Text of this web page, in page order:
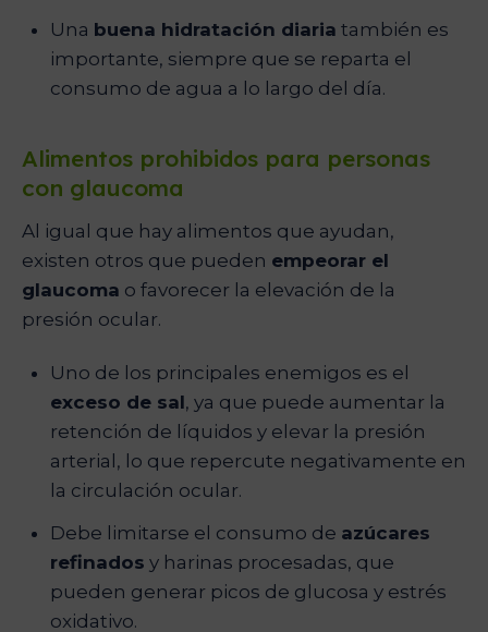
Una buena hidratación diaria también es
importante, siempre que se reparta el
consumo de agua a lo largo del día.
Alimentos prohibidos para personas
con glaucoma
Al igual que hay alimentos que ayudan,
existen otros que pueden empeorar el
glaucoma o favorecer la elevación de la
presión ocular.
Uno de los principales enemigos es el
exceso de sal, ya que puede aumentar la
retención de líquidos y elevar la presión
arterial, lo que repercute negativamente en
la circulación ocular.
Debe limitarse el consumo de azúcares
refinados y harinas procesadas, que
pueden generar picos de glucosa y estrés
oxidativo.